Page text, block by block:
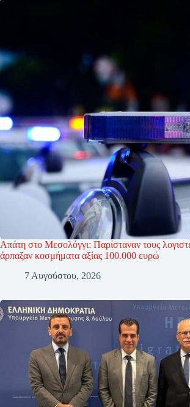
Απάτη στο Μεσολόγγι: Παρίσταναν τους
άρπαξαν κοσμήματα αξίας 100.000 ευρώ
7 Αυγούστου, 2026